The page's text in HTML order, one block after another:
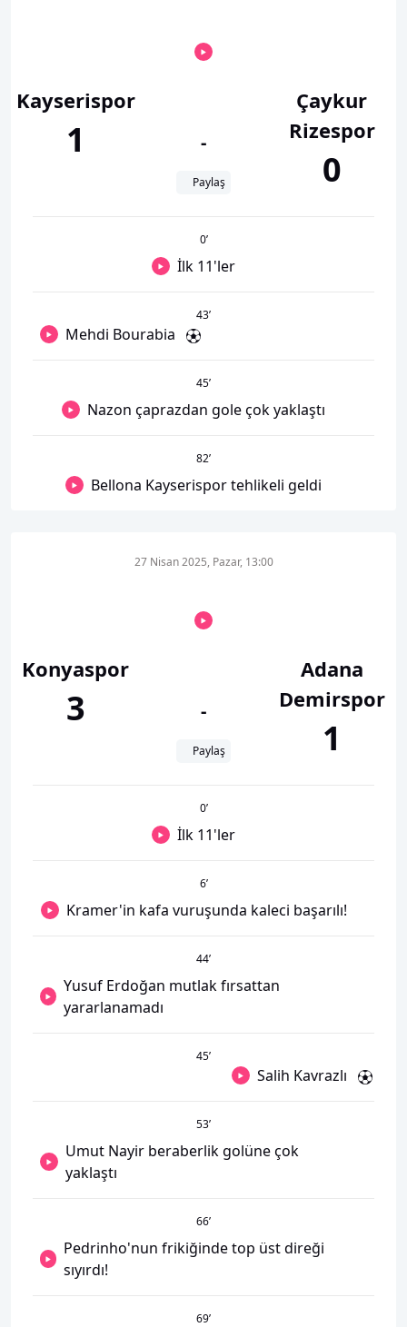
Kayserispor
1 -
Paylaş
Çaykur
Rizespor
0
0’
İlk 11'ler
43’
Mehdi Bourabia
45’
Nazon çaprazdan gole çok yaklaştı
82’
Bellona Kayserispor tehlikeli geldi
Konyaspor
3
27 Nisan 2025, Pazar, 13:00
-
Paylaş
Adana
Demirspor
1
0’
İlk 11'ler
6’
Kramer'in kafa vuruşunda kaleci başarılı!
44’
Yusuf Erdoğan mutlak fırsattan
yararlanamadı
45’
Salih Kavrazlı
53’
Umut Nayir beraberlik golüne çok
yaklaştı
66’
Pedrinho'nun frikiğinde top üst direği
sıyırdı!
69’